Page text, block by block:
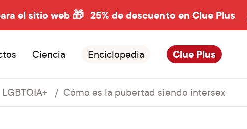
el sitio web 🎁 25% de descuento en Clue Plus
Ciencia Enciclopedia Clue Plus
LGBTQIA+ Cómo es la pubertad siendo intersex